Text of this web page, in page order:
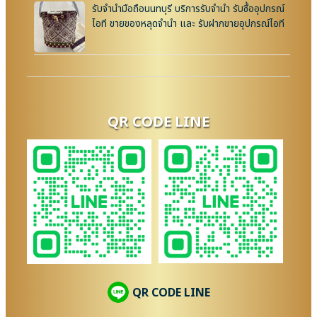
รับจำนำมือถือนนทบุรี บริการรับจำนำ รับซื้ออุปกรณ์
ไอที ขายของหลุดจำนำ และ รับฝากขายอุปกรณ์ไอที
QR CODE LINE
QR CODE LINE